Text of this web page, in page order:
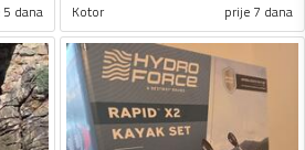
dana Kotor prije 7 dana